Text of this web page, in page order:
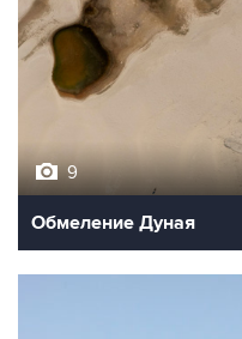
Обмеление Дуная